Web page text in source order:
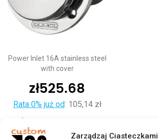
Zarządzaj Ciasteczkami
Power Inlet 16A stainless steel
with cover
zł525.68
Rata 0% już od: 105,14 zł